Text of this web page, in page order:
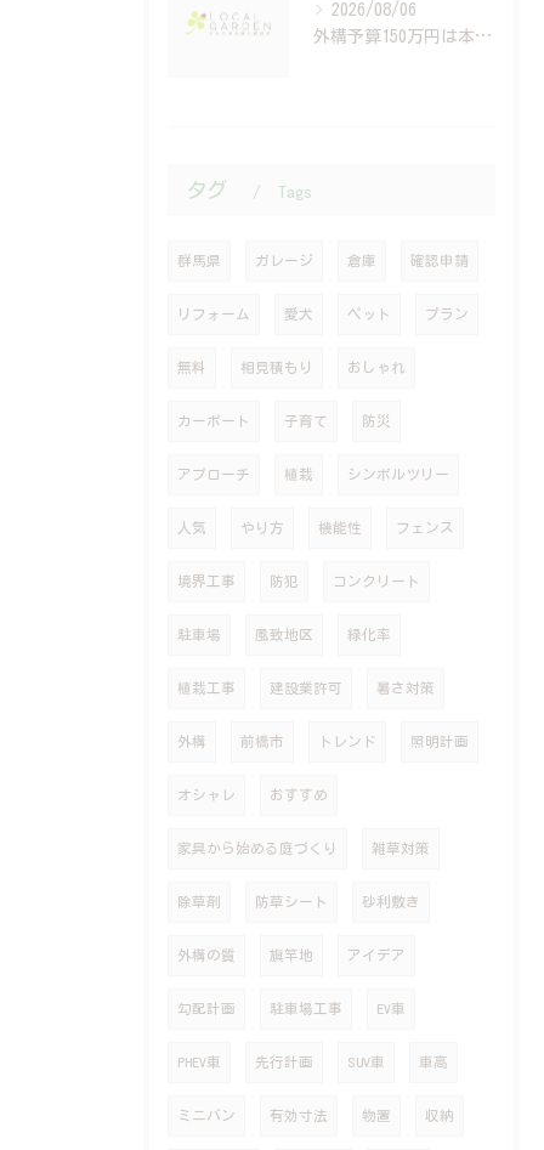
2026/08/06
外構予算150万円は本当？建築費高騰時代の資金計画と住宅ローンの考え方
タグ Tags
群馬県 ガレージ 倉庫 確認申請
リフォーム 愛犬 ペット プラン
無料 相見積もり おしゃれ
カーポート 子育て 防災
アプローチ 植栽 シンボルツリー
人気 やり方 機能性 フェンス
境界工事 防犯 コンクリート
駐車場 風致地区 緑化率
植栽工事 建設業許可 暑さ対策
外構 前橋市 トレンド 照明計画
オシャレ おすすめ
家具から始める庭づくり 雑草対策
除草剤 防草シート 砂利敷き
外構の質 旗竿地 アイデア
勾配計画 駐車場工事 EV車
PHEV車 先行計画 SUV車 車高
ミニバン 有効寸法 物置 収納